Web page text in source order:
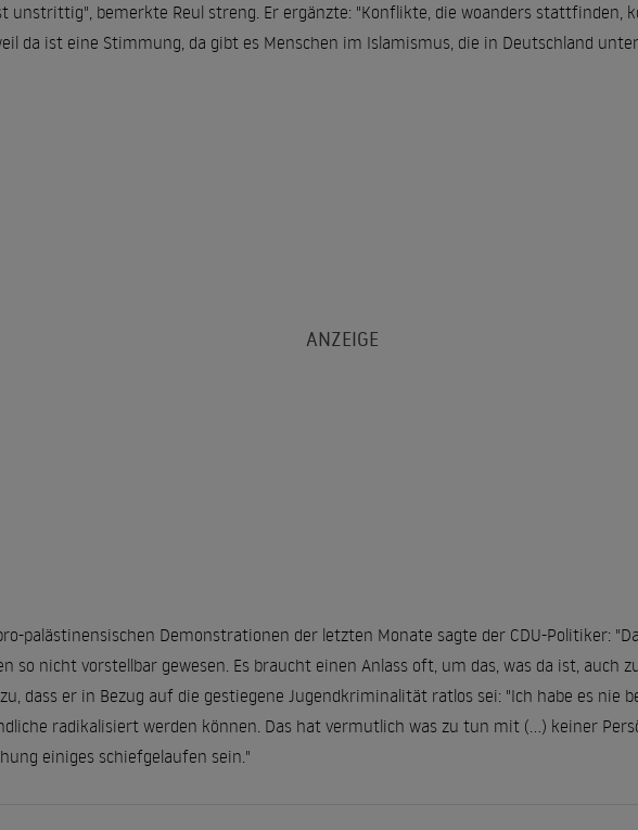
unstrittig", bemerkte Reul streng. Er ergänzte: "Konflikte, die woanders stattfinden,
da ist eine Stimmung, da gibt es Menschen im Islamismus, die in Deutschland
palästinensischen Demonstrationen der letzten Monate sagte der CDU-Politiker:
so nicht vorstellbar gewesen. Es braucht einen Anlass oft, um das, was da ist, auch
dass er in Bezug auf die gestiegene Jugendkriminalität ratlos sei: "Ich habe es nie
radikalisiert werden können. Das hat vermutlich was zu tun mit (...) keiner
einiges schiefgelaufen sein."